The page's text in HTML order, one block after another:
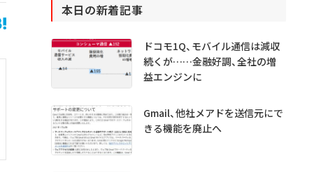
本日の新着記事
ドコモ1Q、モバイル通信は減収
続くが……金融好調、全社の増
益エンジンに
Gmail、他社メアドを送信元にで
きる機能を廃止へ